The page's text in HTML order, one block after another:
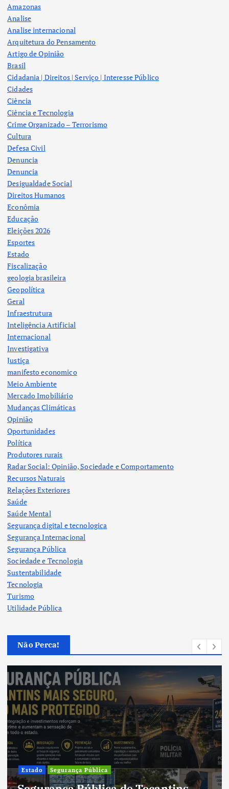
Amazonas
Analise
Analise internacional
Arquitetura do Pensamento
Artigo de Opinião
Brasil
Cidadania | Direitos | Serviço | Interesse Público
Cidades
Ciência
Ciência e Tecnologia
Crime Organizado – Terrorismo
Cultura
Defesa Civil
Denuncia
Denuncia
Desigualdade Social
Direitos Humanos
Econômia
Educação
Eleições 2026
Esportes
Estado
Fiscalização
geologia brasileira
Geopolítica
Geral
Infraestrutura
Inteligência Artificial
Internacional
Investigativa
Justiça
manifesto economico
Meio Ambiente
Mercado Imobiliário
Mudanças Climáticas
Opinião
Oportunidades
Política
Produtores rurais
Radar Social: Opinião, Sociedade e Comportamento
Recursos Naturais
Relações Exteriores
Saúde
Saúde Mental
Segurança digital e tecnologica
Segurança Internacional
Segurança Pública
Sociedade e Tecnologia
Sustentabilidade
Tecnologia
Turismo
Utilidade Pública
Não Perca!
Cultura
Cultura do Tocantins preserva